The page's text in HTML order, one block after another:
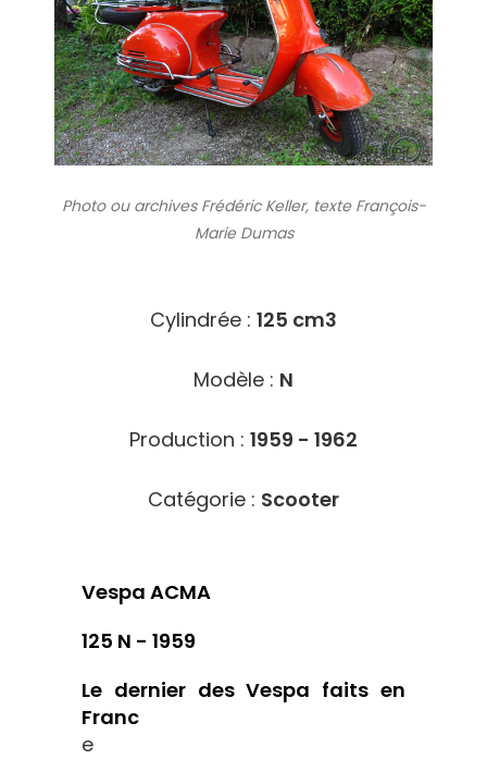
Photo ou archivesFrédéric Keller, texte François-
Marie Dumas
Cylindrée : 125 cm3
Modèle : N
Production : 1959 - 1962
Catégorie : Scooter
Vespa ACMA
125 N - 1959
Le dernier des Vespa faits en
Franc
e